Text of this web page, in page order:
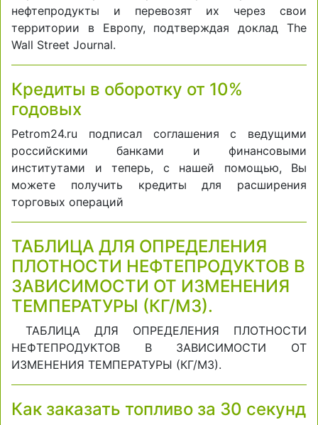
нефтепродукты и перевозят их через свои
территории в Европу, подтверждая доклад The
Wall Street Journal.
Кредиты в оборотку от 10%
годовых
Petrom24.ru подписал соглашения с ведущими
российскими банками и финансовыми
институтами и теперь, с нашей помощью, Вы
можете получить кредиты для расширения
торговых операций
ТАБЛИЦА ДЛЯ ОПРЕДЕЛЕНИЯ
ПЛОТНОСТИ НЕФТЕПРОДУКТОВ В
ЗАВИСИМОСТИ ОТ ИЗМЕНЕНИЯ
ТЕМПЕРАТУРЫ (КГ/М3).
ТАБЛИЦА ДЛЯ ОПРЕДЕЛЕНИЯ ПЛОТНОСТИ
НЕФТЕПРОДУКТОВ В ЗАВИСИМОСТИ ОТ
ИЗМЕНЕНИЯ ТЕМПЕРАТУРЫ (КГ/М3).
Как заказать топливо за 30 секунд